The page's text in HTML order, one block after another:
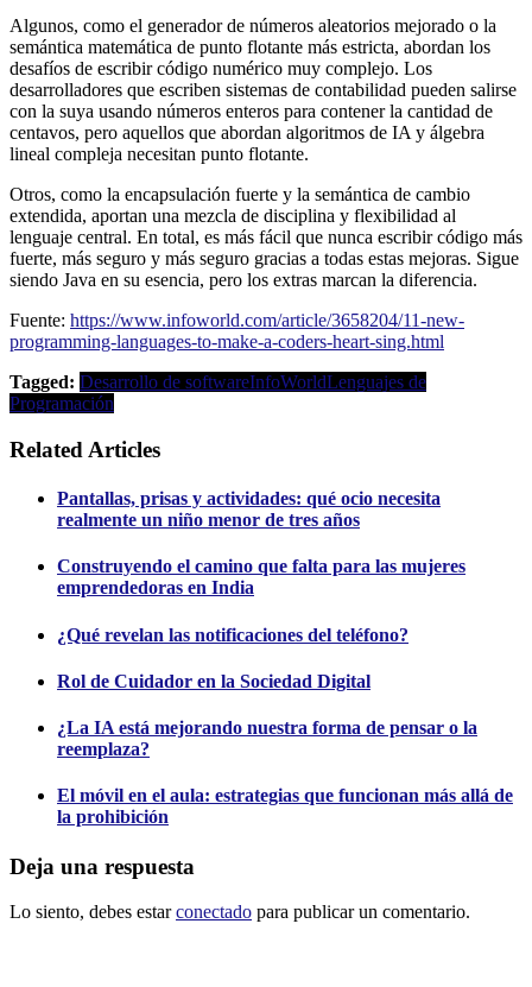
Algunos, como el generador de números aleatorios mejorado o la
semántica matemática de punto flotante más estricta, abordan los
desafíos de escribir código numérico muy complejo. Los
desarrolladores que escriben sistemas de contabilidad pueden salirse
con la suya usando números enteros para contener la cantidad de
centavos, pero aquellos que abordan algoritmos de IA y álgebra
lineal compleja necesitan punto flotante.
Otros, como la encapsulación fuerte y la semántica de cambio
extendida, aportan una mezcla de disciplina y flexibilidad al
lenguaje central. En total, es más fácil que nunca escribir código más
fuerte, más seguro y más seguro gracias a todas estas mejoras. Sigue
siendo Java en su esencia, pero los extras marcan la diferencia.
Fuente: https://www.infoworld.com/article/3658204/11-new-
programming-languages-to-make-a-coders-heart-sing.html
Tagged: Desarrollo de softwareInfoWorldLenguajes de
Programación
Related Articles
Pantallas, prisas y actividades: qué ocio necesita
realmente un niño menor de tres años
Construyendo el camino que falta para las mujeres
emprendedoras en India
¿Qué revelan las notificaciones del teléfono?
Rol de Cuidador en la Sociedad Digital
¿La IA está mejorando nuestra forma de pensar o la
reemplaza?
El móvil en el aula: estrategias que funcionan más allá de
la prohibición
Deja una respuesta
Lo siento, debes estarconectado para publicar un comentario.